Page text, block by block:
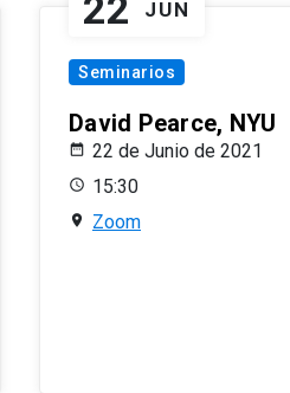
22 JUN
Seminarios
David Pearce, NYU
22 de Junio de 2021
15:30
Zoom